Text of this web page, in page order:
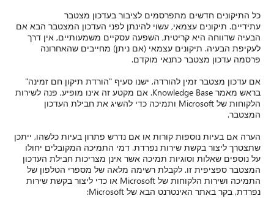
כל התיקונים חדשים מתפרסמים לציבור בעדכון מצטבר
עתידיים. תיקונים עצמאי, עשוי להינתן לפני העדכון המצטבר הבא אם
הבעיה שדווחה היא קריטית, השפעה עסקיים משמעותיים, אין דרך
לעקיפת הבעיה. תיקונים עצמאי (אם ניתן) מחייבים שהאחרונה
פרסמה עדכון מצטבר כתנאי מוקדם.
אם עדכון מצטבר זמין להורדה, ישנו סעיף "הורדת תיקון חם זמינה"
בראש מאמר Knowledge Base. אם מקטע זה אינו מופיע, פנה לשירות
הלקוחות של Microsoft ותמיכה כדי להשיג את חבילת העדכון
המצטבר.
הערה אם בעיות נוספות קורות או אם נדרש פתרון בעיות כלשהו, ייתכן
שתצטרך ליצור בקשת שירות נפרדת. דמי התמיכה המקובלים יחולו
על נוספים שאלות וסוגיות תמיכה אשר אינן מצריכות חבילת העדכון
המצטבר ספציפית זו. לקבלת רשימה מלאה של מספרי הטלפון של
התמיכה ושירות הלקוחות של Microsoft או כדי ליצור בקשת שירות
נפרדת, בקר באתר האינטרנט הבא של Microsoft: